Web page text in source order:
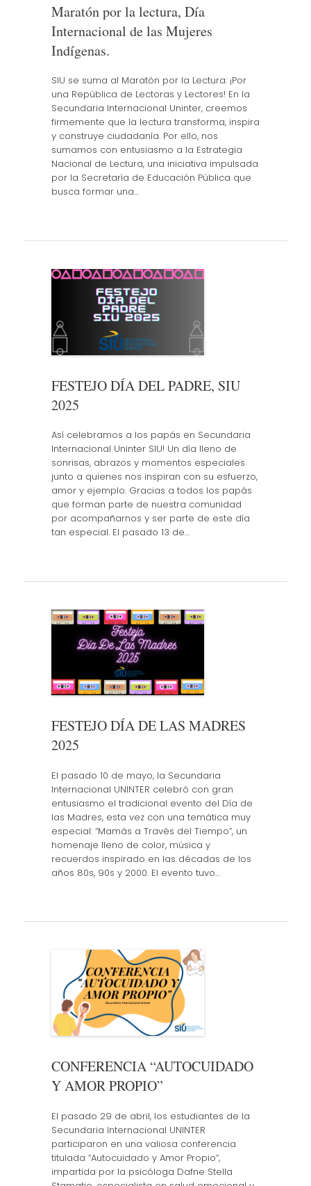
Maratón por la lectura, Día
Internacional de las Mujeres
Indígenas.
SIU se suma al Maratón por la Lectura: ¡Por
una República de Lectoras y Lectores! En la
Secundaria Internacional Uninter, creemos
firmemente que la lectura transforma, inspira
y construye ciudadanía. Por ello, nos
sumamos con entusiasmo a la Estrategia
Nacional de Lectura, una iniciativa impulsada
por la Secretaría de Educación Pública que
busca formar una…
FESTEJO DÍA DEL PADRE, SIU
2025
Así celebramos a los papás en Secundaria
Internacional Uninter SIU! Un día lleno de
sonrisas, abrazos y momentos especiales
junto a quienes nos inspiran con su esfuerzo,
amor y ejemplo. Gracias a todos los papás
que forman parte de nuestra comunidad
por acompañarnos y ser parte de este día
tan especial. El pasado 13 de…
FESTEJO DÍA DE LAS MADRES
2025
El pasado 10 de mayo, la Secundaria
Internacional UNINTER celebró con gran
entusiasmo el tradicional evento del Día de
las Madres, esta vez con una temática muy
especial: “Mamás a Través del Tiempo”, un
homenaje lleno de color, música y
recuerdos inspirado en las décadas de los
años 80s, 90s y 2000. El evento tuvo…
CONFERENCIA “AUTOCUIDADO
Y AMOR PROPIO”
El pasado 29 de abril, los estudiantes de la
Secundaria Internacional UNINTER
participaron en una valiosa conferencia
titulada “Autocuidado y Amor Propio”,
impartida por la psicóloga Dafne Stella